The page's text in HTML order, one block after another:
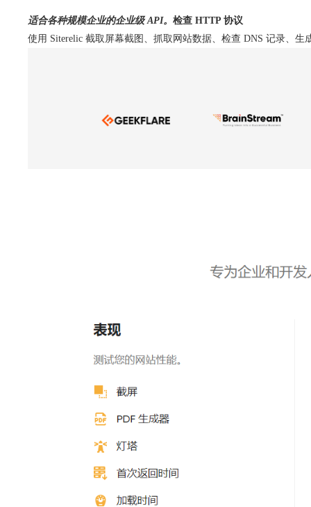
适合各种规模企业的企业级 API。 检查 HTTP 协议
使用 Siterelic 截取屏幕截图、抓取网站数据、检查 DNS 记录、生